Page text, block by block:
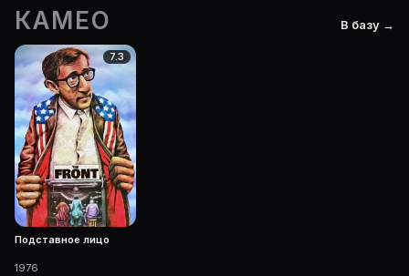
КАМЕО В базу →
7.3
Подставное лицо
1976